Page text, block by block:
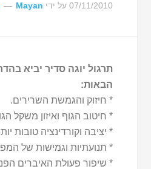
07/11/2010 על ידי Mayan
תרגול יוגה סדיר יביא
הבאות:
* חיזוק והגמשת השרירים.
* חיטוב הגוף ואיזון משקל
* יציבה וקורדינציה טובות
* תנועתיות וגמישות של
* שיפור פעולת האיברים